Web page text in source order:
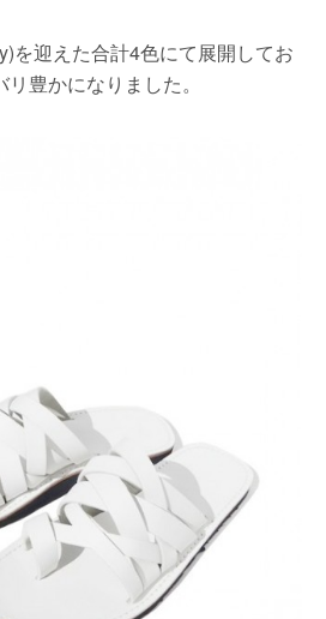
を迎えた合計4色にて展開してお
リ豊かになりました。